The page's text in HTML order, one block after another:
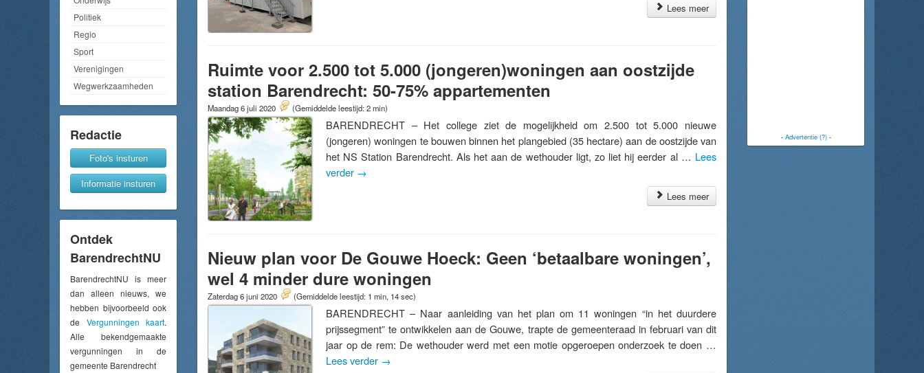
Politiek
Regio
Sport
Verenigingen
Wegwerkzaamheden
Redactie
Foto's insturen
Informatie insturen
Ontdek
BarendrechtNU
BarendrechtNU is meer
dan alleen nieuws, we
hebben bijvoorbeeld ook
de Vergunningen kaart.
Alle bekendgemaakte
vergunningen in de
gemeente Barendrecht
Lees meer
Ruimte voor 2.500 tot 5.000 (jongeren)woningen aan oostzijde
station Barendrecht: 50-75% appartementen
Maandag 6 juli 2020 (Gemiddelde leestijd: 2 min)
BARENDRECHT – Het college ziet de mogelijkheid om 2.500 tot 5.000 nieuwe
(jongeren) woningen te bouwen binnen het plangebied (35 hectare) aan de oostzijde van
het NS Station Barendrecht. Als het aan de wethouder ligt, zo liet hij eerder al … Lees
verder →
Lees meer
Nieuw plan voor De Gouwe Hoeck: Geen ‘betaalbare woningen’,
wel 4 minder dure woningen
Zaterdag 6 juni 2020 (Gemiddelde leestijd: 1 min, 14 sec)
BARENDRECHT – Naar aanleiding van het plan om 11 woningen “in het duurdere
prijssegment” te ontwikkelen aan de Gouwe, trapte de gemeenteraad in februari van dit
jaar op de rem: De wethouder werd met een motie opgeroepen onderzoek te doen …
Lees verder →
- Advertentie (?)-